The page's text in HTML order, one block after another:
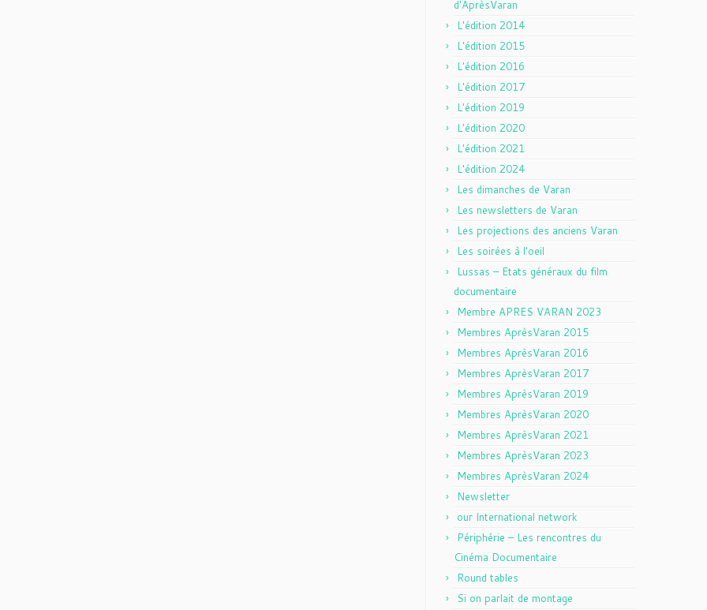
d'AprèsVaran
L'édition 2014
L'édition 2015
L'édition 2016
L'édition 2017
L'édition 2019
L'édition 2020
L'édition 2021
L'édition 2024
Les dimanches de Varan
Les newsletters de Varan
Les projections des anciens Varan
Les soirées à l'oeil
Lussas – Etats généraux du film
documentaire
Membre APRES VARAN 2023
Membres AprèsVaran 2015
Membres AprèsVaran 2016
Membres AprèsVaran 2017
Membres AprèsVaran 2019
Membres AprèsVaran 2020
Membres AprèsVaran 2021
Membres AprèsVaran 2023
Membres AprèsVaran 2024
Newsletter
our International network
Périphérie – Les rencontres du
Cinéma Documentaire
Round tables
Si on parlait de montage